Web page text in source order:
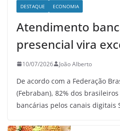
DESTAQUE ECONOMIA
Atendimento
presencial vira
10/07/2026 João Alberto
De acordo com a Federação
(Febraban), 82% dos
bancárias pelos canais digitais